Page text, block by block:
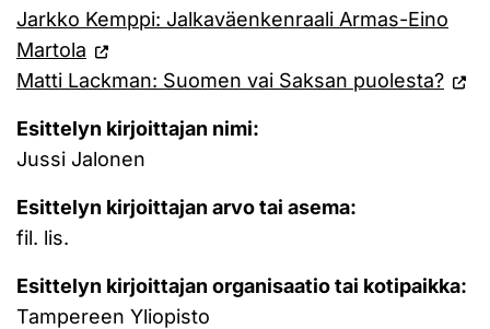
Jarkko Kemppi: Jalkaväenkenraali Armas-Eino
Martola
Matti Lackman: Suomen vai Saksan puolesta?
Esittelyn kirjoittajan nimi:
Jussi Jalonen
Esittelyn kirjoittajan arvo tai asema:
fil. lis.
Esittelyn kirjoittajan organisaatio tai kotipaikka:
Tampereen Yliopisto